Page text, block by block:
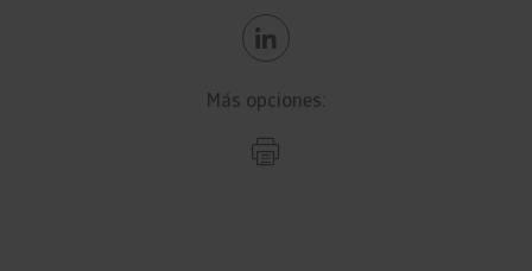
Más opciones: